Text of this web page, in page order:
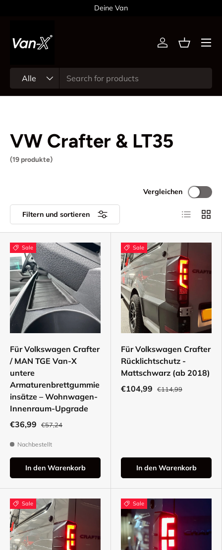
Deine Van
Alle
Einloggen
Menü
VW Crafter & LT35
(19 produkte)
Filtern und sortieren
Vergleichen
Sale
Für Volkswagen Crafter
/ MAN TGE Van-X
untere
Armaturenbrettgummie
insätze – Wohnwagen-
Innenraum-Upgrade
€36,99
€57,24
Nachbestellt
In den Warenkorb
Sale
Für Volkswagen Crafter
Rücklichtschutz -
Mattschwarz (ab 2018)
€104,99
€114,99
In den Warenkorb
Sale Sale